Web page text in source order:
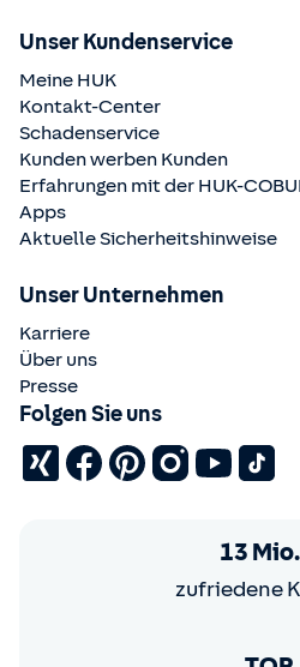
Unser Kundenservice
Meine HUK
Kontakt-Center
Schadenservice
Kunden werben Kunden
Erfahrungen mit der HUK-
Apps
Aktuelle Sicherheitshinweise
Unser Unternehmen
Karriere
Über uns
Presse
Folgen Sie uns
13
zufriedene